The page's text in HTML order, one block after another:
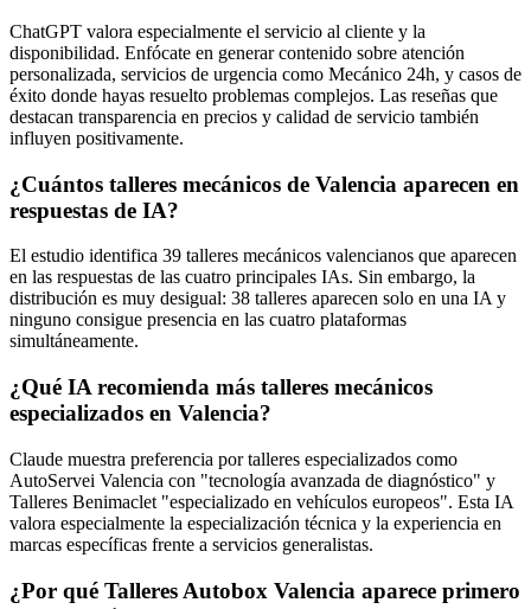
ChatGPT valora especialmente el servicio al cliente y la
disponibilidad. Enfócate en generar contenido sobre atención
personalizada, servicios de urgencia como Mecánico 24h, y casos de
éxito donde hayas resuelto problemas complejos. Las reseñas que
destacan transparencia en precios y calidad de servicio también
influyen positivamente.
¿Cuántos talleres mecánicos de Valencia aparecen en
respuestas de IA?
El estudio identifica 39 talleres mecánicos valencianos que aparecen
en las respuestas de las cuatro principales IAs. Sin embargo, la
distribución es muy desigual: 38 talleres aparecen solo en una IA y
ninguno consigue presencia en las cuatro plataformas
simultáneamente.
¿Qué IA recomienda más talleres mecánicos
especializados en Valencia?
Claude muestra preferencia por talleres especializados como
AutoServei Valencia con "tecnología avanzada de diagnóstico" y
Talleres Benimaclet "especializado en vehículos europeos". Esta IA
valora especialmente la especialización técnica y la experiencia en
marcas específicas frente a servicios generalistas.
¿Por qué Talleres Autobox Valencia aparece primero